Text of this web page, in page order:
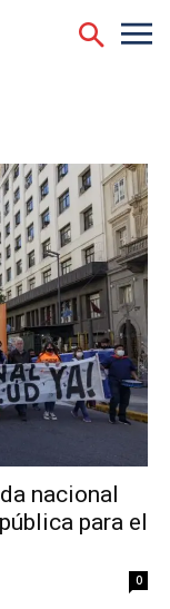
nacional
para el
0